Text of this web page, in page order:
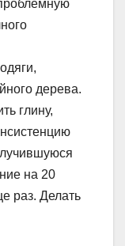
дерева.
глину,
на 20
раз. Делать